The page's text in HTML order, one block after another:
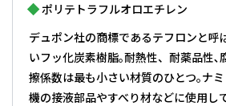
ポリテトラフルオロエチレン
デュポン社の商標であるテフロンと呼
いフッ化炭素樹脂｡耐熱性、耐薬品性､
擦係数は最も小さい材質のひとつ｡ナ
機の接液部品やすべり材などに使用し